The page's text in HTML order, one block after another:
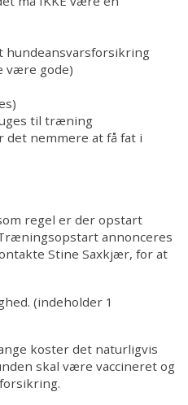
hundeansvarsforsikring
være gode)
til træning
det nemmere at få fat i
regel er der opstart
annonceres
Stine Saxkjær, for at
(indeholder 1
koster det naturligvis
skal være vaccineret og